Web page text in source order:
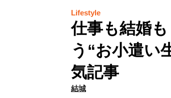
Lifestyle
仕事も結婚
う“お小遣い
気記事
結城